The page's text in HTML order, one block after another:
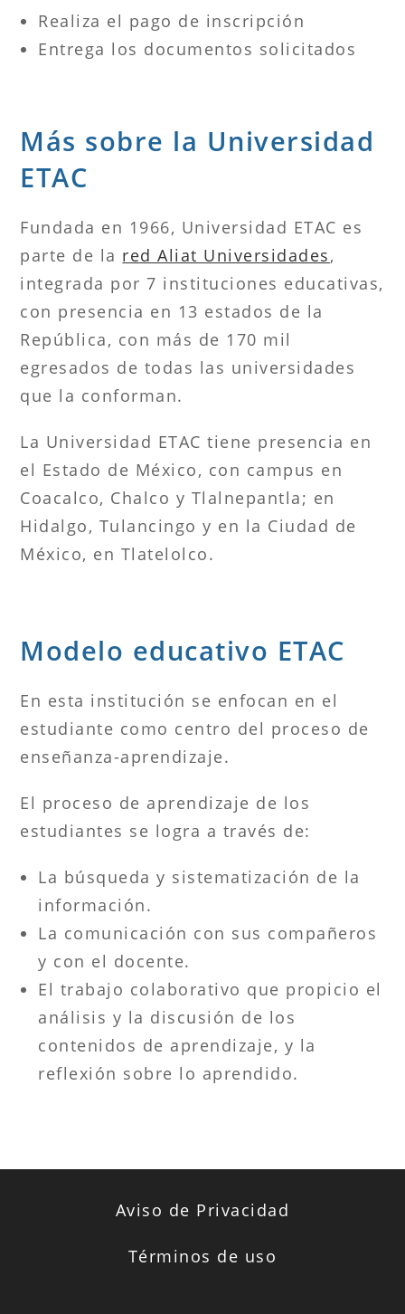
Realiza el pago de inscripción
Entrega los documentos solicitados
Más sobre la Universidad
ETAC
Fundada en 1966, Universidad ETAC es
parte de la red Aliat Universidades,
integrada por 7 instituciones educativas,
con presencia en 13 estados de la
República, con más de 170 mil
egresados de todas las universidades
que la conforman.
La Universidad ETAC tiene presencia en
el Estado de México, con campus en
Coacalco, Chalco y Tlalnepantla; en
Hidalgo, Tulancingo y en la Ciudad de
México, en Tlatelolco.
Modelo educativo ETAC
En esta institución se enfocan en el
estudiante como centro del proceso de
enseñanza-aprendizaje.
El proceso de aprendizaje de los
estudiantes se logra a través de:
La búsqueda y sistematización de la
información.
La comunicación con sus compañeros
y con el docente.
El trabajo colaborativo que propicio el
análisis y la discusión de los
contenidos de aprendizaje, y la
reflexión sobre lo aprendido.
Aviso de Privacidad
Términos de uso